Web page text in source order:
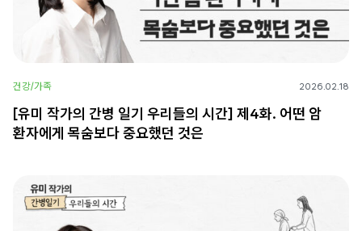
건강/가족 2026.02.18
[유미 작가의 간병 일기 우리들의 시간] 제4화. 어떤 암
환자에게 목숨보다 중요했던 것은